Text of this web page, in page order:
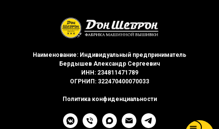
Наименование: Индивидуальный предприниматель
Бердышев Александр Сергеевич
ИНН: 234811471789
ОГРНИП: 322470400070033
Политика конфиденциальности